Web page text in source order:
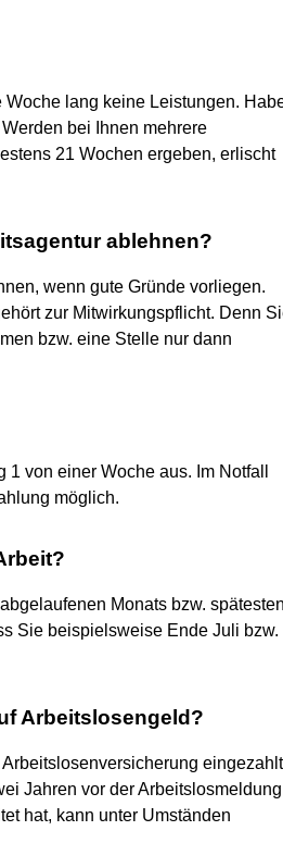
lang keine Leistungen.
bei Ihnen mehrere
21 Wochen ergeben, erlischt
ablehnen?
wenn gute Gründe vorliegen.
zur Mitwirkungspflicht. Denn
bzw. eine Stelle nur dann
von einer Woche aus. Im Notfall
möglich.
Monats bzw.
Sie beispielsweise Ende Juli bzw.
Arbeitslosengeld?
eingezahlt
Jahren vor der Arbeitslosmeldung
hat, kann unter Umständen